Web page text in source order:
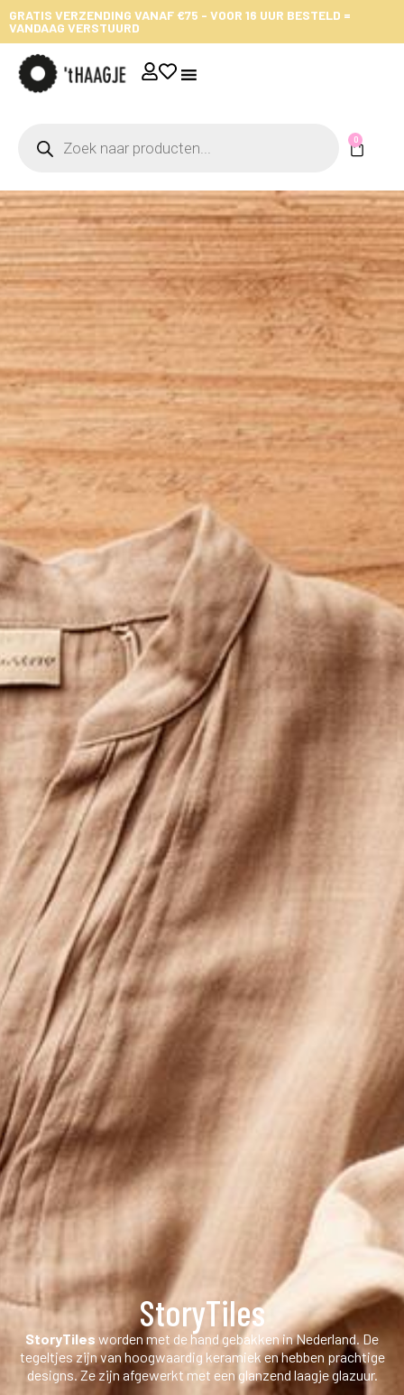
GRATIS VERZENDING VANAF €75 - VOOR 16 UUR BESTELD =
VANDAAG VERSTUURD
0
StoryTiles
StoryTiles worden met de hand gebakken in Nederland. De
tegeltjes zijn van hoogwaardig keramiek en hebben prachtige
designs. Ze zijn afgewerkt met een glanzend laagje glazuur.